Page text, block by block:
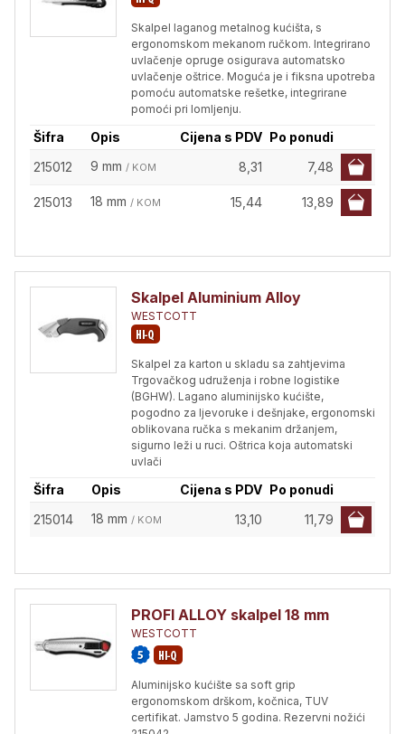
Skalpel laganog metalnog kućišta, s
ergonomskom mekanom ručkom. Integrirano
uvlačenje opruge osigurava automatsko
uvlačenje oštrice. Moguća je i fiksna upotreba
pomoću automatske rešetke, integrirane
pomoći pri lomljenju.
Šifra Opis Cijena s PDV Po ponudi
215012
9 mm / KOM 8,31 7,48
215013 18 mm / KOM 15,44 13,89
Skalpel Aluminium Alloy
WESTCOTT
Skalpel za karton u skladu sa zahtjevima
Trgovačkog udruženja i robne logistike
(BGHW). Lagano aluminijsko kućište,
pogodno za ljevoruke i dešnjake, ergonomski
oblikovana ručka s mekanim držanjem,
sigurno leži u ruci. Oštrica koja automatski
uvlači
Šifra Opis Cijena s PDV Po ponudi
215014
18 mm / KOM 13,10 11,79
PROFI ALLOY skalpel 18 mm
WESTCOTT
Aluminijsko kućište sa soft grip
ergonomskom drškom, kočnica, TUV
certifikat. Jamstvo 5 godina. Rezervni nožići